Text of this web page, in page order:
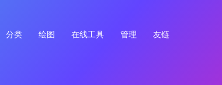
分类 绘图 在线工具 管理 友链